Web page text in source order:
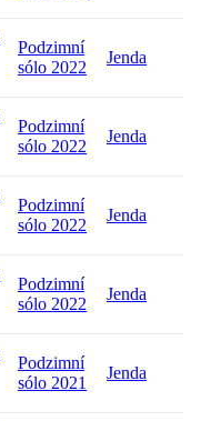
Podzimní
sólo 2022
Jenda
Podzimní
sólo 2022
Jenda
Podzimní
sólo 2022
Jenda
Podzimní
sólo 2022
Jenda
Podzimní
sólo 2021
Jenda